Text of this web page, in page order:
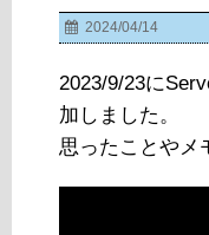
2024/04/14
2023/9/23に
加しました。
思ったことやメ